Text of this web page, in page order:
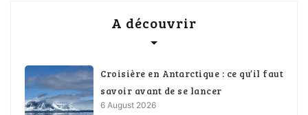
A découvrir
Croisière en Antarctique : ce qu’il faut
savoir avant de se lancer
6 August 2026